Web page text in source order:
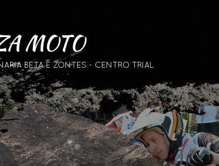
MOTO
BETA E ZONTES - CENTRO TRIAL